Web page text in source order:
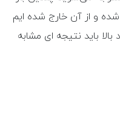
و از آن خارج شده ایم
بالا باید نتیجه ای مشابه